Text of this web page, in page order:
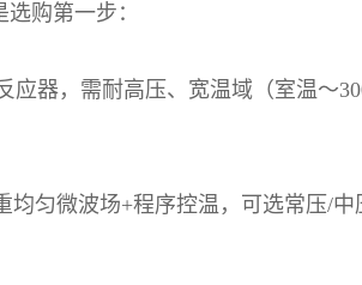
购第一步：
应器，需耐高压、宽温域（室温～
均匀微波场+程序控温，可选常压/中